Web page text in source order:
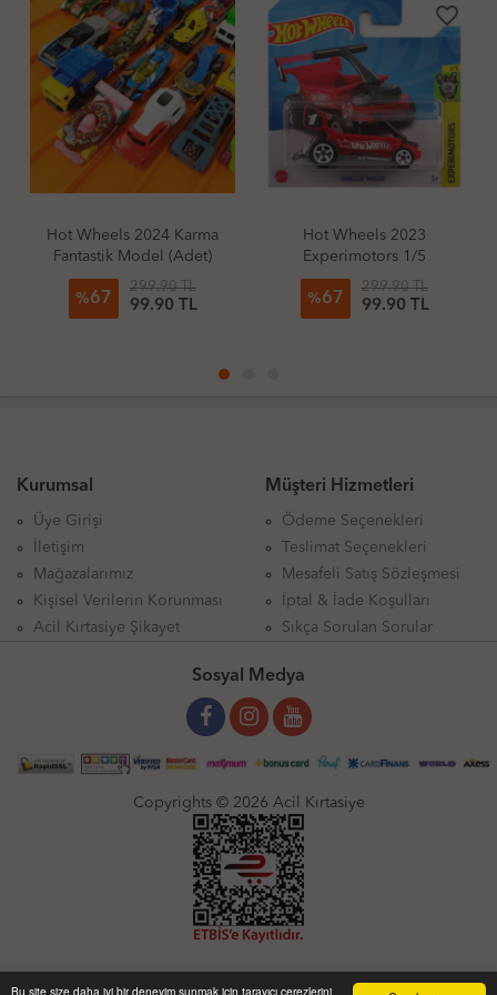
Bu site size daha iyi bir deneyim sunmak için tarayıcı çerezlerini
favorite_border favorite_border
Hot Wheels 2023
Experimotors 1/5
Draggin' Wagon
%67
299.90 TL
99.90 TL
Hot Wheels 2025
Fresh Morgan Super 3
%67
299.90 TL
99.90 TL
Kurumsal
Üye Girişi
İletişim
Mağazalarımız
Kişisel Verilerin Korunması
Acil Kırtasiye Şikayet
Müşteri Hizmetleri
Ödeme Seçenekleri
Teslimat Seçenekleri
Mesafeli Satış Sözleşmesi
İptal & İade Koşulları
Sıkça Sorulan Sorular
Sosyal Medya
Copyrights © 2026 Acil Kırtasiye